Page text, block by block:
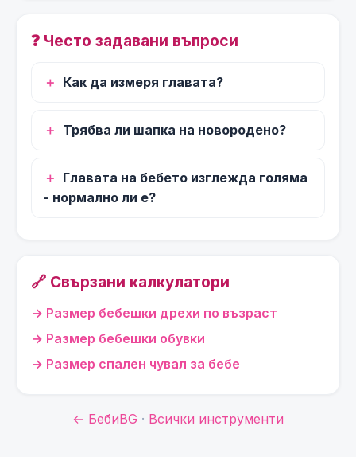
❓ Често задавани въпроси
Как да измеря главата?
Трябва ли шапка на новородено?
Главата на бебето изглежда голяма
- нормално ли е?
🔗 Свързани калкулатори
Размер бебешки дрехи по възраст
Размер бебешки обувки
Размер спален чувал за бебе
← БебиBG · Всички инструменти